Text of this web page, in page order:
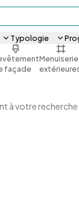
Typologie
façade
à votre recherche